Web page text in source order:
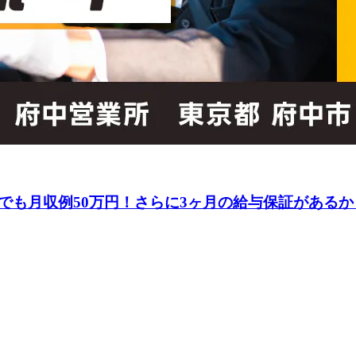
も月収例50万円！さらに3ヶ月の給与保証がある